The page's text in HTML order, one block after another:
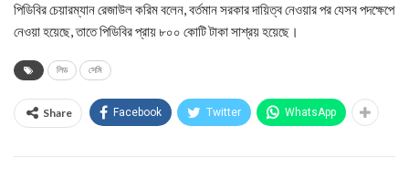
পিডিবির চেয়ারম্যান রেজাউল করিম বলেন, বর্তমান সরকার দায়িত্ব নেওয়ার পর যেসব পদক্ষেপে
নেওয়া হয়েছে, তাতে পিডিবির প্রায় ৮০০ কোটি টাকা সাশ্রয় হয়েছে।
লিড সেমি
Share Facebook Twitter WhatsApp